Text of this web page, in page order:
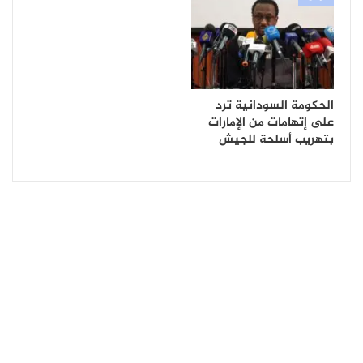
الحكومة السودانية ترد
على إتهامات من الإمارات
بتهريب أسلحة للجيش